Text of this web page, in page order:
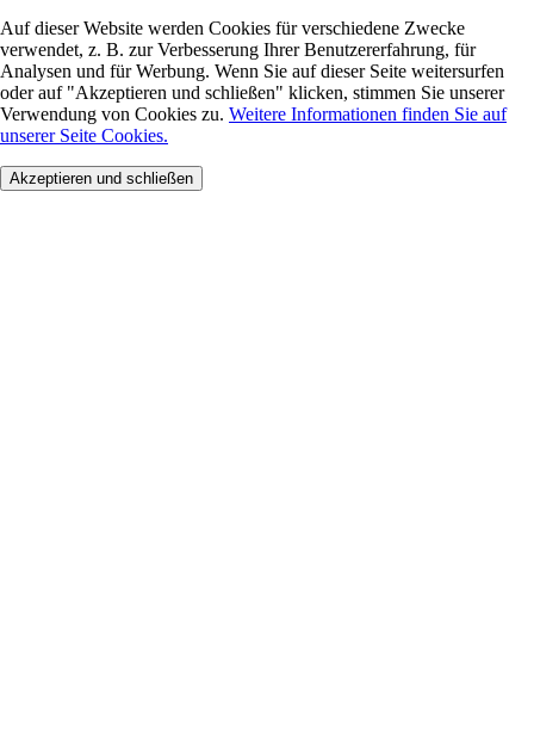
Auf dieser Website werden Cookies für verschiedene Zwecke
verwendet, z. B. zur Verbesserung Ihrer Benutzererfahrung, für
Analysen und für Werbung. Wenn Sie auf dieser Seite weitersurfen
oder auf "Akzeptieren und schließen" klicken, stimmen Sie unserer
Verwendung von Cookies zu. Weitere Informationen finden Sie auf
unserer Seite Cookies.
Akzeptieren und schließen